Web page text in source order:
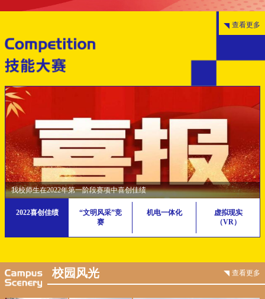
2022喜创佳绩
我校师生在2022年第一阶段赛项中喜创佳绩
“文明风采”竞
赛
机电一体化
虚拟现实
（VR）
查看更多
校园风光 查看更多